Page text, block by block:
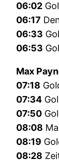
06:02
06:17
06:33
06:53
Max
07:18
07:34
07:50
08:08
08:19
08:28